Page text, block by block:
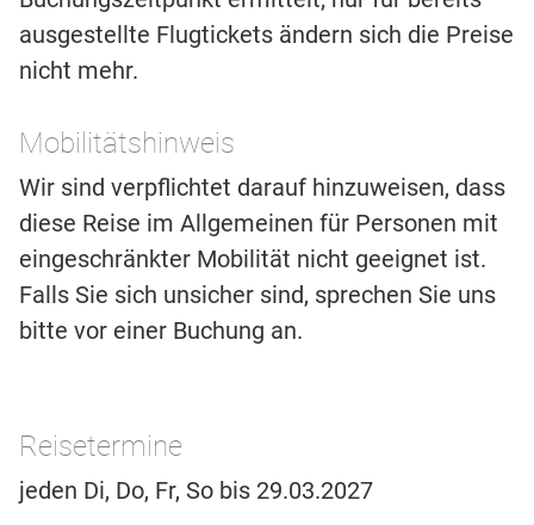
ausgestellte Flugtickets ändern sich die Preise
nicht mehr.
Mobilitätshinweis
Wir sind verpflichtet darauf hinzuweisen, dass
diese Reise im Allgemeinen für Personen mit
eingeschränkter Mobilität nicht geeignet ist.
Falls Sie sich unsicher sind, sprechen Sie uns
bitte vor einer Buchung an.
Reisetermine
jeden Di, Do, Fr, So bis 29.03.2027